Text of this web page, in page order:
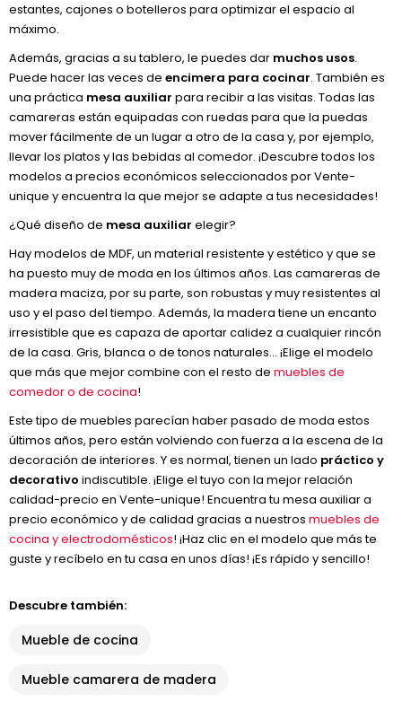
estantes, cajones o botelleros para optimizar el espacio al
máximo.
Además, gracias a su tablero, le puedes dar muchos usos.
Puede hacer las veces de encimera para cocinar. También es
una práctica mesa auxiliar para recibir a las visitas. Todas las
camareras están equipadas con ruedas para que la puedas
mover fácilmente de un lugar a otro de la casa y, por ejemplo,
llevar los platos y las bebidas al comedor. ¡Descubre todos los
modelos a precios económicos seleccionados por Vente-
unique y encuentra la que mejor se adapte a tus necesidades!
¿Qué diseño de mesa auxiliar elegir?
Hay modelos de MDF, un material resistente y estético y que se
ha puesto muy de moda en los últimos años. Las camareras de
madera maciza, por su parte, son robustas y muy resistentes al
uso y el paso del tiempo. Además, la madera tiene un encanto
irresistible que es capaza de aportar calidez a cualquier rincón
de la casa. Gris, blanca o de tonos naturales… ¡Elige el modelo
que más que mejor combine con el resto de muebles de
comedor o de cocina!
Este tipo de muebles parecían haber pasado de moda estos
últimos años, pero están volviendo con fuerza a la escena de la
decoración de interiores. Y es normal, tienen un lado práctico y
decorativo indiscutible. ¡Elige el tuyo con la mejor relación
calidad-precio en Vente-unique! Encuentra tu mesa auxiliar a
precio económico y de calidad gracias a nuestros muebles de
cocina y electrodomésticos! ¡Haz clic en el modelo que más te
guste y recíbelo en tu casa en unos días! ¡Es rápido y sencillo!
Descubre también:
Mueble de cocina
Mueble camarera de madera